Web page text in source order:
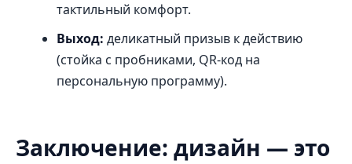
тактильный комфорт.
Выход: деликатный призыв к действию
(стойка с пробниками, QR-код на
персональную программу).
Заключение: дизайн — это